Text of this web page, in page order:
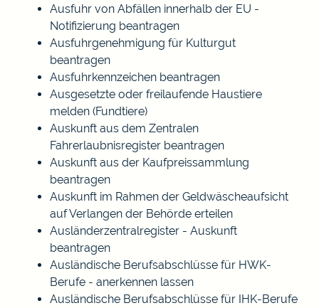
Ausfuhr von Abfällen innerhalb der EU -
Notifizierung beantragen
Ausfuhrgenehmigung für Kulturgut
beantragen
Ausfuhrkennzeichen beantragen
Ausgesetzte oder freilaufende Haustiere
melden (Fundtiere)
Auskunft aus dem Zentralen
Fahrerlaubnisregister beantragen
Auskunft aus der Kaufpreissammlung
beantragen
Auskunft im Rahmen der Geldwäscheaufsicht
auf Verlangen der Behörde erteilen
Ausländerzentralregister - Auskunft
beantragen
Ausländische Berufsabschlüsse für HWK-
Berufe - anerkennen lassen
Ausländische Berufsabschlüsse für IHK-Berufe